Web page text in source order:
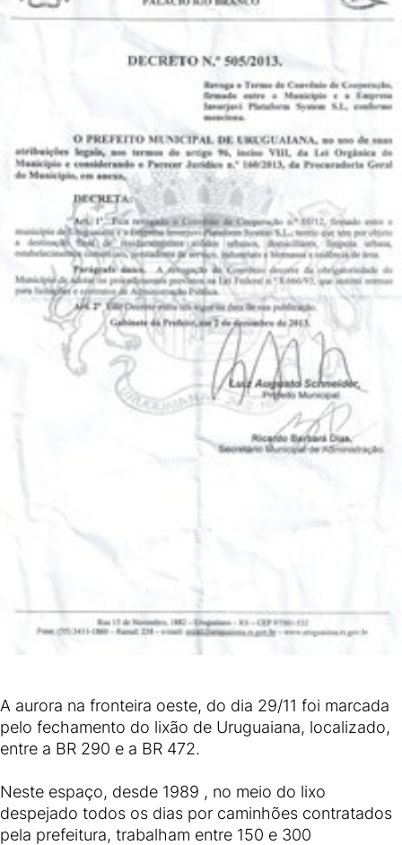
A aurora na fronteira oeste, do dia 29/11 foi marcada
pelo fechamento do lixão de Uruguaiana, localizado,
entre a BR 290 e a BR 472.
Neste espaço, desde 1989 , no meio do lixo
despejado todos os dias por caminhões contratados
pela prefeitura, trabalham entre 150 e 300